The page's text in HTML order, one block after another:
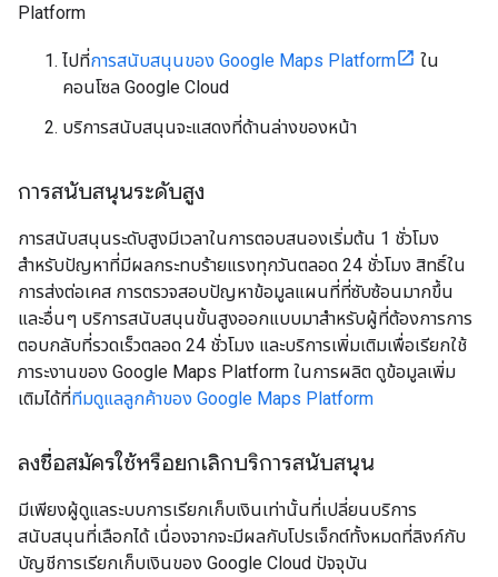
Platform
ไปที่การสนับสนุนของ Google Maps Platform
ใน
คอนโซล Google Cloud
บริการสนับสนุนจะแสดงที่ด้านล่างของหน้า
การสนับสนุนระดับสูง
การสนับสนุนระดับสูงมีเวลาในการตอบสนองเริ่มต้น 1 ชั่วโมง
สำหรับปัญหาที่มีผลกระทบร้ายแรงทุกวันตลอด 24 ชั่วโมง สิทธิ์ใน
การส่งต่อเคส การตรวจสอบปัญหาข้อมูลแผนที่ที่ซับซ้อนมากขึ้น
และอื่นๆ บริการสนับสนุนขั้นสูงออกแบบมาสำหรับผู้ที่ต้องการการ
ตอบกลับที่รวดเร็วตลอด 24 ชั่วโมง และบริการเพิ่มเติมเพื่อเรียกใช้
ภาระงานของ Google Maps Platform ในการผลิต ดูข้อมูลเพิ่ม
เติมได้ที่ทีมดูแลลูกค้าของ Google Maps Platform
ลงชื่อสมัครใช้หรือยกเลิกบริการสนับสนุน
มีเพียงผู้ดูแลระบบการเรียกเก็บเงินเท่านั้นที่เปลี่ยนบริการ
สนับสนุนที่เลือกได้ เนื่องจากจะมีผลกับโปรเจ็กต์ทั้งหมดที่ลิงก์กับ
บัญชีการเรียกเก็บเงินของ Google Cloud ปัจจุบัน